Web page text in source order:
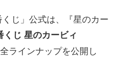
じ」公式は、『星のカー
くじ 星のカービィ
ラインナップを公開し